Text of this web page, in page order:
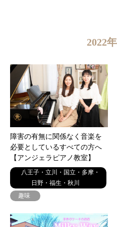
2022
障害の有無に関係なく音楽を
必要としているすべての方へ
【アンジェラピアノ教室】
八王子・立川・国立・多摩・
日野・福生・秋川
趣味